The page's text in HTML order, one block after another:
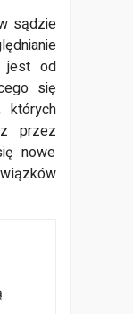
sądzie
jest od
się
których
przez
nowe